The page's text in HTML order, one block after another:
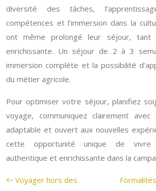
diversité des tâches,
compétences et l’immersion dans la
ont même prolongé leur séjour, tant
enrichissante. Un séjour de 2 à 3
immersion complète et la possibilité
du métier agricole.
Pour optimiser votre séjour, planifiez
voyage, communiquez clairement
adaptable et ouvert aux nouvelles
cette opportunité unique de vivre
authentique et enrichissante dans la
Voyager hors des